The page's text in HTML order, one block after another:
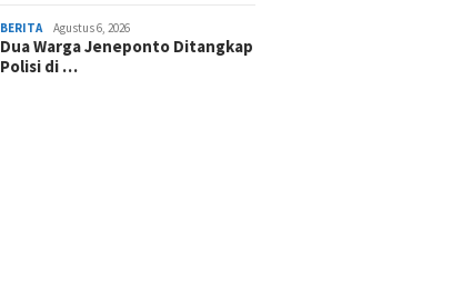
BERITA Agustus 6, 2026
Dua Warga Jeneponto Ditangkap
Polisi di …